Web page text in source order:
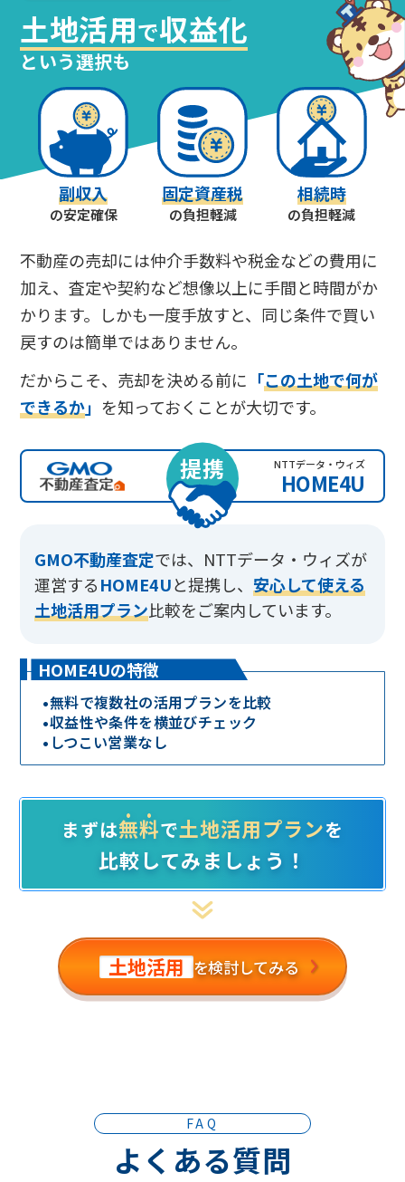
土地活用で収益化
という選択も
副収入
の安定確保
固定資産税
の負担軽減
相続時
の負担軽減
不動産の売却には仲介手数料や税金などの費用に
加え、査定や契約など想像以上に手間と時間がか
かります。しかも一度手放すと、同じ条件で買い
戻すのは簡単ではありません。
だからこそ、売却を決める前に 「この土地で何が
できるか」 を知っておくことが大切です。
NTTデータ・ウィズ
HOME4U
提携
GMO不動産査定では、 NTTデータ・ウィズが
運営するHOME4Uと提携し、安心して使える
土地活用プラン比較をご案内しています。
HOME4Uの特徴
•無料で複数社の活用プランを比較
•収益性や条件を横並びチェック
• しつこい営業なし
まずは無料で土地活用プランを
比較してみましょう！
土地活用 を検討してみる
FAQ
よくある質問